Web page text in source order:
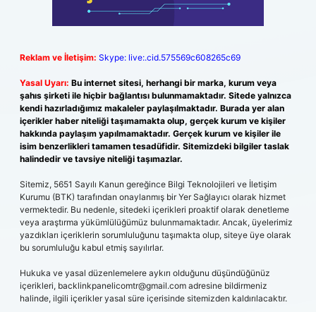
Reklam ve İletişim: Skype: live:.cid.575569c608265c69
Yasal Uyarı: Bu internet sitesi, herhangi bir marka, kurum veya
şahıs şirketi ile hiçbir bağlantısı bulunmamaktadır. Sitede yalnızca
kendi hazırladığımız makaleler paylaşılmaktadır. Burada yer alan
içerikler haber niteliği taşımamakta olup, gerçek kurum ve kişiler
hakkında paylaşım yapılmamaktadır. Gerçek kurum ve kişiler ile
isim benzerlikleri tamamen tesadüfidir. Sitemizdeki bilgiler taslak
halindedir ve tavsiye niteliği taşımazlar.
Sitemiz, 5651 Sayılı Kanun gereğince Bilgi Teknolojileri ve İletişim
Kurumu (BTK) tarafından onaylanmış bir Yer Sağlayıcı olarak hizmet
vermektedir. Bu nedenle, sitedeki içerikleri proaktif olarak denetleme
veya araştırma yükümlülüğümüz bulunmamaktadır. Ancak, üyelerimiz
yazdıkları içeriklerin sorumluluğunu taşımakta olup, siteye üye olarak
bu sorumluluğu kabul etmiş sayılırlar.
Hukuka ve yasal düzenlemelere aykırı olduğunu düşündüğünüz
içerikleri, backlinkpanelicomtr@gmail.com adresine bildirmeniz
halinde, ilgili içerikler yasal süre içerisinde sitemizden kaldırılacaktır.